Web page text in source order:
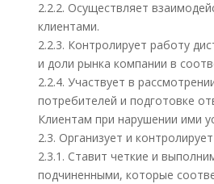
2.2.2. Осуществляет
клиентами.
2.2.3. Контролирует работу
и доли рынка компании в
2.2.4. Участвует в
потребителей и подготовке
Клиентам при нарушении ими
2.3. Организует и
2.3.1. Ставит четкие и
подчиненными, которые